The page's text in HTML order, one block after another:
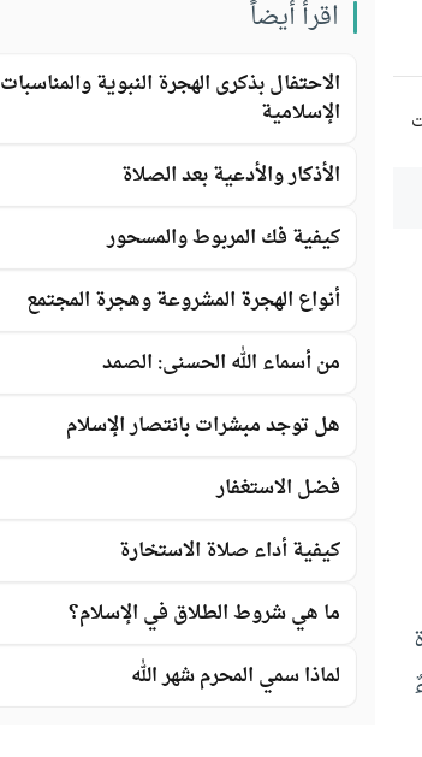
اقرأ أيضاً
الاحتفال بذكرى الهجرة النبوية والمناسبات
الإسلامية
الأذكار والأدعية بعد الصلاة
كيفية فك المربوط والمسحور
أنواع الهجرة المشروعة وهجرة المجتمع
من أسماء الله الحسنى: الصمد
هل توجد مبشرات بانتصار الإسلام
فضل الاستغفار
كيفية أداء صلاة الاستخارة
ما هي شروط الطلاق في الإسلام؟
لماذا سمي المحرم شهر الله